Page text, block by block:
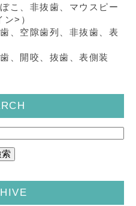
こ、非抜歯、マウスピー
>）
、空隙歯列、非抜歯、表
、開咬、抜歯、表側装